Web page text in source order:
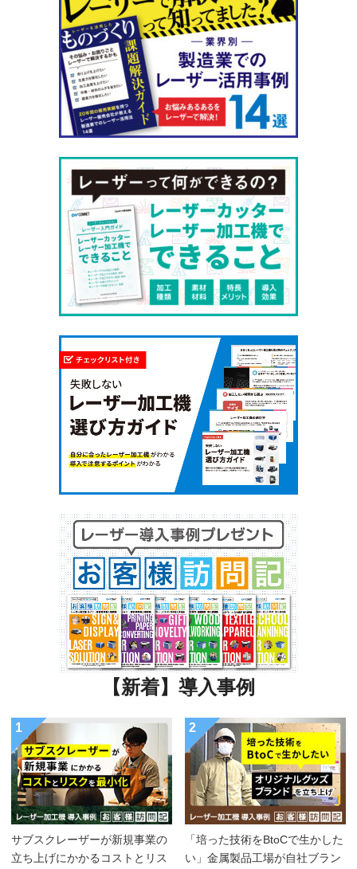
【新着】導入事例
1
サブスクレーザーが新規事業の
立ち上げにかかるコストとリス
2
「培った技術をBtoCで生かした
い」金属製品工場が自社ブラン